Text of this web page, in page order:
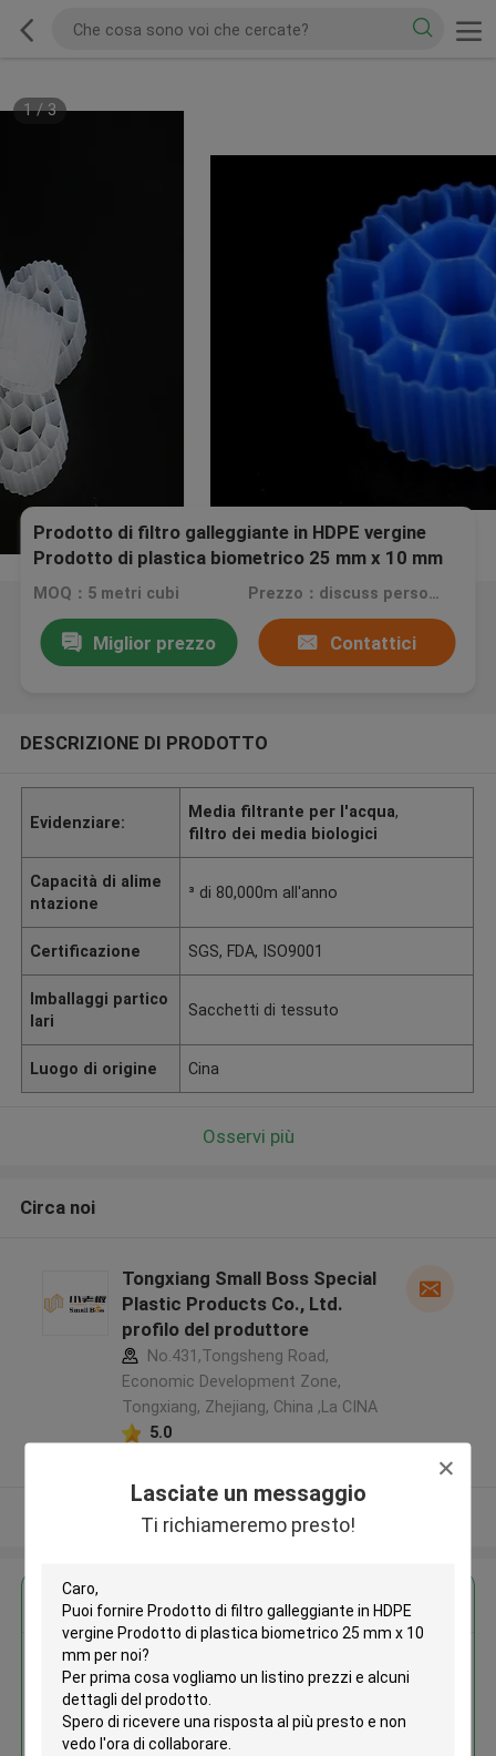
Lasciate un messaggio
Ti richiameremo presto!
1/3
Prodotto di filtro galleggiante in HDPE vergine
Prodotto di plastica biometrico 25 mm x 10 mm
MOQ：5 metri cubi Prezzo：discuss personally
Miglior prezzo Contattici
DESCRIZIONE DI PRODOTTO
Evidenziare:
Media filtrante per l'acqua,
filtro dei media biologici
Capacità di alime
ntazione
³ di 80,000m all'anno
Certificazione SGS, FDA, ISO9001
Imballaggi partico
lari
Sacchetti di tessuto
Luogo di origine Cina
Osservi più
Circa noi
Tongxiang Small Boss Special
Plastic Products Co., Ltd.
profilo del produttore
No.431,Tongsheng Road,
Economic Development Zone,
Tongxiang, Zhejiang, China ,La CINA
5.0
Osservi più
Ottieni il miglior prezzo per
Prodotto di filtro galleggiante in
HDPE vergine Prodotto di
plastica biometrico 25 mm x 10
mm